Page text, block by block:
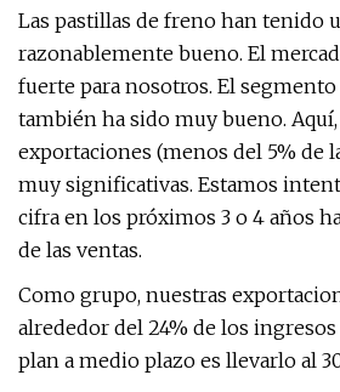
Las pastillas de freno han tenido
razonablemente bueno. El
fuerte para nosotros. El
también ha sido muy bueno.
exportaciones (menos del 5% de
muy significativas. Estamos
cifra en los próximos 3 o 4 años
de las ventas.
Como grupo, nuestras
alrededor del 24% de los
plan a medio plazo es llevarlo al